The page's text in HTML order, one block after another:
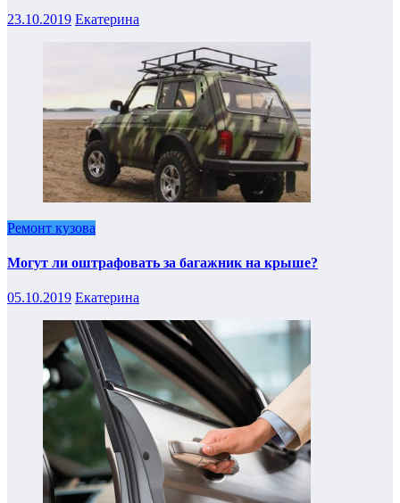
23.10.2019 Екатерина
Ремонт кузова
Могут ли оштрафовать за багажник на крыше?
05.10.2019 Екатерина